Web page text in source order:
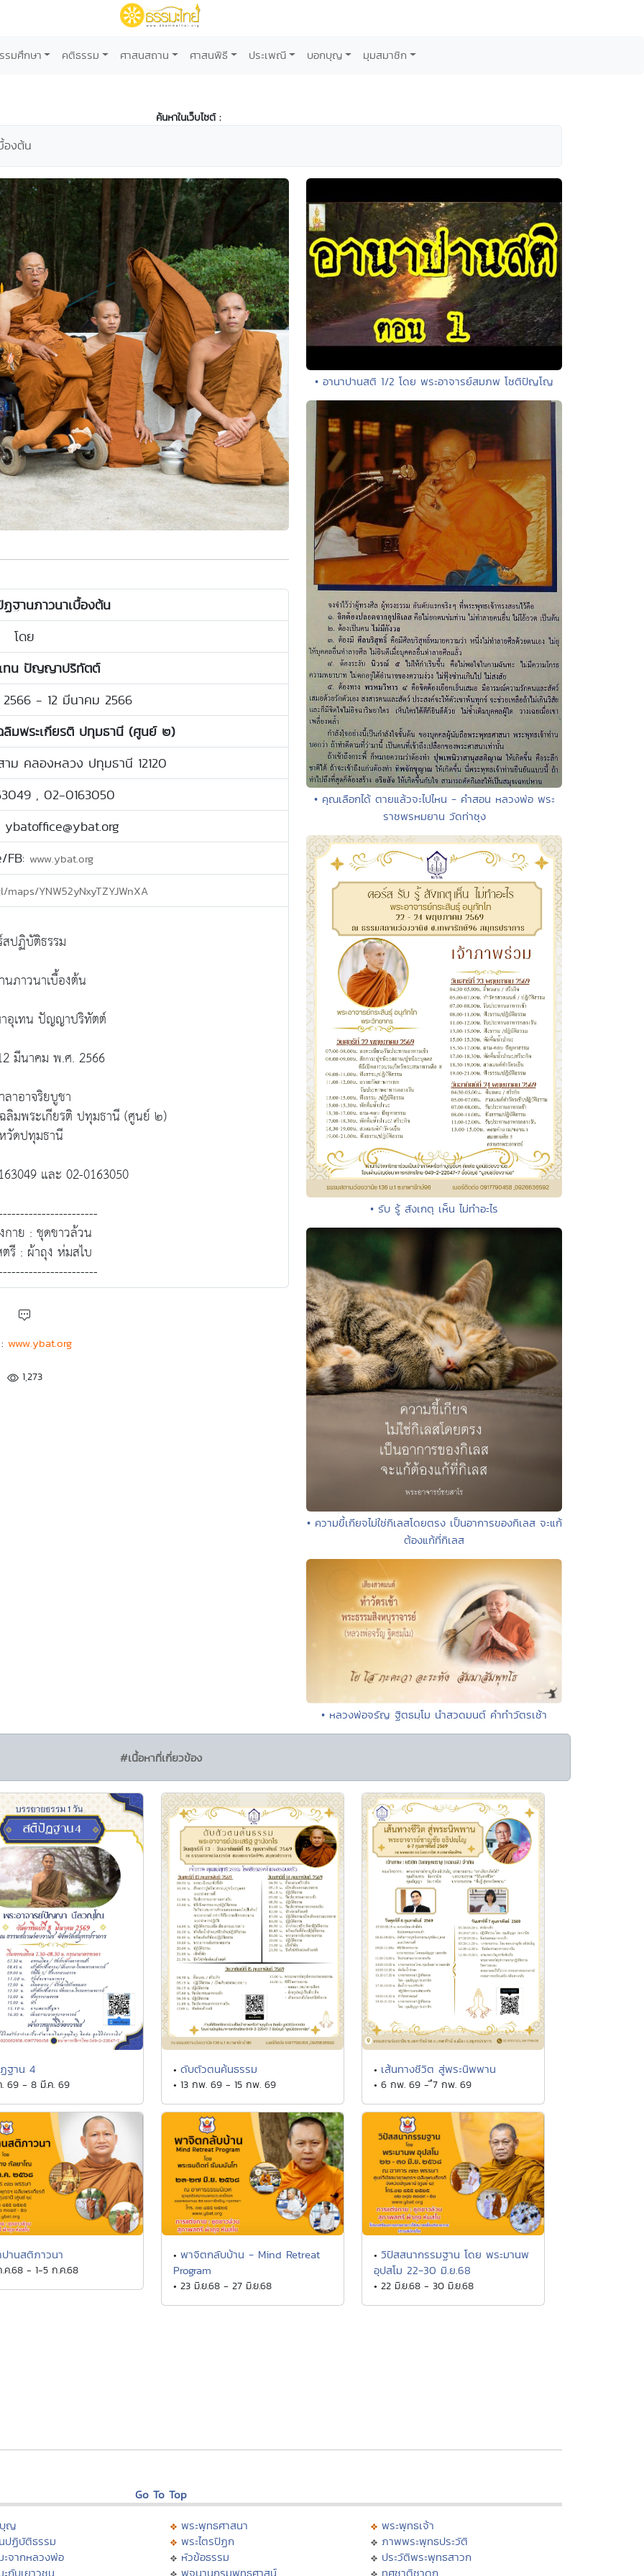
รมศึกษา คติธรรม ศาสนสถาน ศาสนพิธี ประเพณี บอกบุญ มุมสมาชิก
ค้นหาในเว็บไซต์ :
องต้น
ฐานภาวนาเบื้องต้น
โดย
ทน ปัญญาปริทัตต์
- 12 มีนาคม 2566
มพระเกียรติ ปทุมธานี (ศูนย์ ๒)
ม คลองหลวง ปทุมธานี 12120
, 02-0163050
FB: www.ybat.org
YNW52yNxyTZYJWnXA
ปฏิบัติธรรม
ภาวนาเบื้องต้น
อุเทน ปัญญาปริทัตต์
มีนาคม พ.ศ. 2566
าอาจริยบูชา
มพระเกียรติ ปทุมธานี (ศูนย์ ๒)
วัดปทุมธานี
และ 02-0163050
กาย : ชุดขาวล้วน
รี : ผ้าถุง ห่มสไบ
www.ybat.org
1,273
• อานาปานสติ 1/2 โดย พระอาจารย์สมภพ โชติปัญโญ
• คุณเลือกได้ ตายแล้วจะไปไหน - คำสอน หลวงพ่อ พระ
ราชพรหมยาน วัดท่าซุง
• รับ รู้ สังเกตุ เห็น ไม่ทำอะไร
• ความขี้เกียจไม่ใช่กิเลสโดยตรง เป็นอาการของกิเลส จะแก้
ต้องแก้ที่กิเลส
• หลวงพ่อจรัญ ฐิตธมฺโม นำสวดมนต์ คำทำวัตรเช้า
#เนื้อหาที่เกี่ยวข้อง
ฐาน 4
. 69 - 8 มี.ค. 69
• ดับตัวตนค้นธรรม
• 13 กพ. 69 - 15 กพ. 69
• เส้นทางชีวิต สู่พระนิพพาน
• 6 กพ. 69 - ึ7 กพ. 69
ปานสติภาวนา
.ค.68 - 1-5 ก.ค.68
• พาจิตกลับบ้าน - Mind Retreat
Program
• 23 มิ.ย.68 - 27 มิ.ย.68
• วิปัสสนากรรมฐาน โดย พระมานพ
อุปสโม 22-30 มิ.ย.68
• 22 มิ.ย.68 - 30 มิ.ย.68
Go To Top
ญ
ปฏิบัติธรรม
ะจากหลวงพ่อ
ะกับเยาวชน
พระพุทธศาสนา
พระไตรปิฏก
หัวข้อธรรม
พจนานุกรมพุทธศาสน์
พระพุทธเจ้า
ภาพพระพุทธประวัติ
ประวัติพระพุทธสาวก
ทศชาติชาดก